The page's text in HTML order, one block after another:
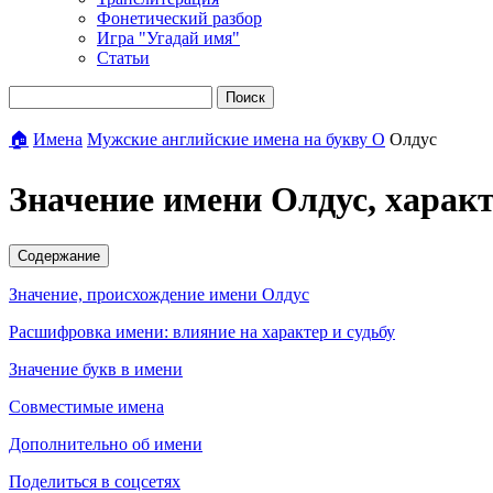
Фонетический разбор
Игра "Угадай имя"
Статьи
Поиск
🏠 Имена Мужские английские имена на букву О Олдус
Значение имени Олдус,
Содержание
Значение, происхождение имени Олдус
Расшифровка имени: влияние на характер и судьбу
Значение букв в имени
Совместимые имена
Дополнительно об имени
Поделиться в соцсетях